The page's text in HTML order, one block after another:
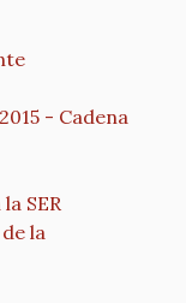
- Cadena
SER
la